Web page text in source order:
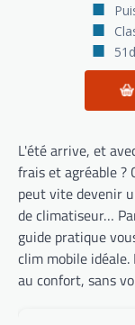
L'été arrive, et
frais et agréable ?
peut vite devenir
de climatiseur…
guide pratique
clim mobile
au confort, sans